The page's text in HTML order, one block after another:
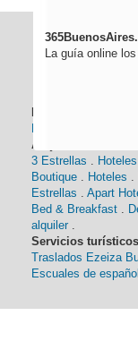
La guía online
Alojamiento:
3 Estrellas .
Boutique . Hoteles .
Estrellas . Apart
Bed & Breakfast .
alquiler .
Servicios
Traslados Ezeiza
Escuales de español